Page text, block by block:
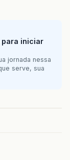
= str.substring
para iniciar
jornada nessa
serve, sua